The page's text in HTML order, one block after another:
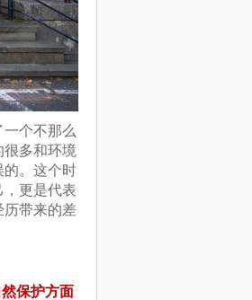
个不那么
多和环境
的。这个时
更是代表
历带来的差
保护方面